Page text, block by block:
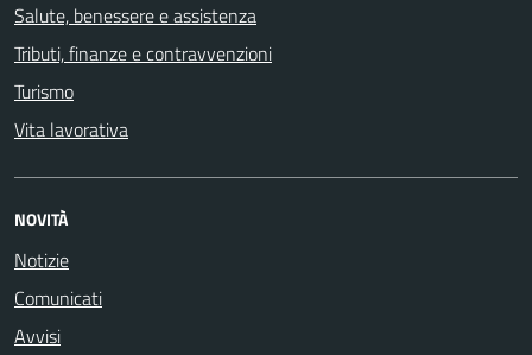
Salute, benessere e assistenza
Tributi, finanze e contravvenzioni
Turismo
Vita lavorativa
NOVITÀ
Notizie
Comunicati
Avvisi